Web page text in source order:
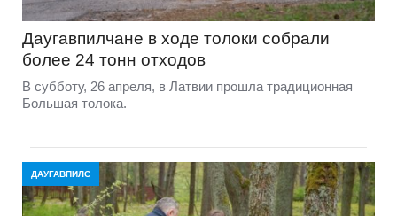
Даугавпилчане в ходе толоки собрали
более 24 тонн отходов
В субботу, 26 апреля, в Латвии прошла традиционная
Большая толока.
ДАУГАВПИЛС